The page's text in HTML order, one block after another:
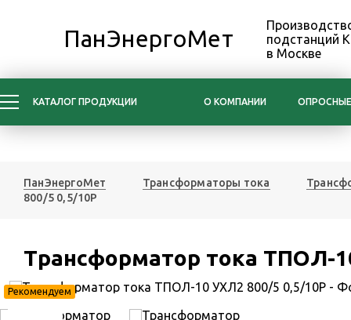
ПанЭнергоМет
подстанций
в Москве
КАТАЛОГ ПРОДУКЦИИ О КОМПАНИИ
ПанЭнергоМет Трансформаторы тока
800/5 0,5/10Р
Трансформатор тока ТПОЛ-
Рекомендуем